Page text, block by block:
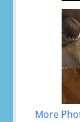
More